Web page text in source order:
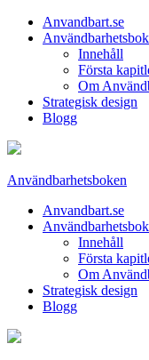
Anvandbart.se
Innehåll
Första
Om
Strategisk design
Blogg
Användbarhetsboken
Anvandbart.se
Innehåll
Första
Om
Strategisk design
Blogg